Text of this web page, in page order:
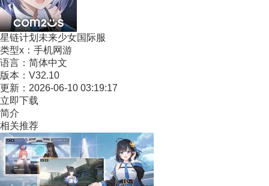
星链计划未来少女国际服
类型x： 手机网游
语言： 简体中文
版本： V32.10
更新： 2026-06-10 03:19:17
立即下载
简介
相关推荐